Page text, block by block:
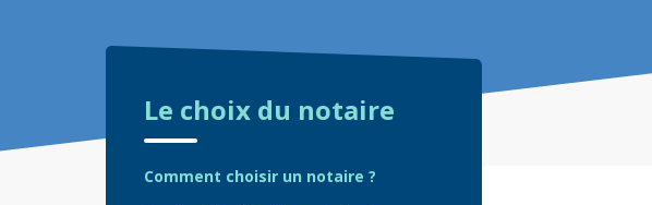
Retour à la navigation principale
Le choix du notaire
Comment choisir un notaire ?